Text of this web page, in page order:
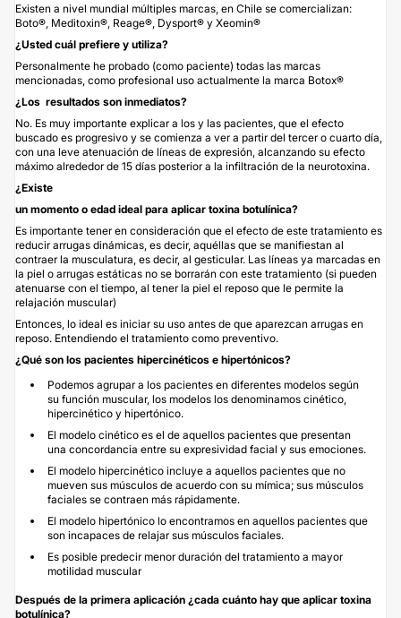
Existen a nivel mundial múltiples marcas, en Chile se comercializan:
Boto®, Meditoxin®, Reage®, Dysport® y Xeomin®
¿Usted cuál prefiere y utiliza?
Personalmente he probado (como paciente) todas las marcas
mencionadas, como profesional uso actualmente la marca Botox®
¿Los resultados son inmediatos?
No. Es muy importante explicar a los y las pacientes, que el efecto
buscado es progresivo y se comienza a ver a partir del tercer o cuarto día,
con una leve atenuación de líneas de expresión, alcanzando su efecto
máximo alrededor de 15 días posterior a la infiltración de la neurotoxina.
¿Existe
un momento o edad ideal para aplicar toxina botulínica?
Es importante tener en consideración que el efecto de este tratamiento es
reducir arrugas dinámicas, es decir, aquéllas que se manifiestan al
contraer la musculatura, es decir, al gesticular. Las líneas ya marcadas en
la piel o arrugas estáticas no se borrarán con este tratamiento (si pueden
atenuarse con el tiempo, al tener la piel el reposo que le permite la
relajación muscular)
Entonces, lo ideal es iniciar su uso antes de que aparezcan arrugas en
reposo. Entendiendo el tratamiento como preventivo.
¿Qué son los pacientes hipercinéticos e hipertónicos?
Podemos agrupar a los pacientes en diferentes modelos según
su función muscular, los modelos los denominamos cinético,
hipercinético y hipertónico.
El modelo cinético es el de aquellos pacientes que presentan
una concordancia entre su expresividad facial y sus emociones.
El modelo hipercinético incluye a aquellos pacientes que no
mueven sus músculos de acuerdo con su mímica; sus músculos
faciales se contraen más rápidamente.
El modelo hipertónico lo encontramos en aquellos pacientes que
son incapaces de relajar sus músculos faciales.
Es posible predecir menor duración del tratamiento a mayor
motilidad muscular
Después de la primera aplicación ¿cada cuánto hay que aplicar toxina
botulínica?